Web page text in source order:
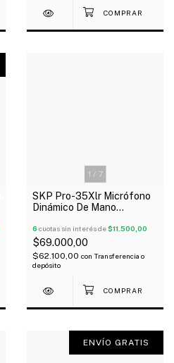
1 / 7
SKP Pro-35Xlr Micrófono
Dinámico De Mano
Cable
6 cuotas sin interés de$11.500,00
$69.000,00
$62.100,00 con Transferencia o
depósito
ENVÍO GRATIS